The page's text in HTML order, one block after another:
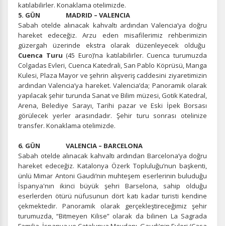
ÇEREZ KULLANIM AYARLARINIZ
Çerez tercihlerinizibelirleyin.
Daha fazla bilgi içinKVKK bilgilendirmemizi, çerez kullanımve
gizlilik koşullarını inceleyebilirsiniz.
Zorunlu Çerezler HER ZAMAN AKTIF
Oturum yönetimi, güvenlik ve temel site işlevleri için
gereklidir. Bu çerezler olmadan site düzgün çalışmaz ve
devre dışı bırakılamaz.
katılabilirler. Konaklama otelimizde.
5. GÜN MADRID – VALENCIA
Sabah otelde alınacak kahvaltı ardından Valencia’ya doğru
hareket edeceğiz. Arzu eden misafilerimiz rehberimizin
güzergah üzerinde ekstra olarak düzenleyecek olduğu
Cuenca Turu (45 Euro)’na katılabilirler. Cuenca turumuzda
Colgadas Evleri, Cuenca Katedrali, San Pablo Köprüsü, Manga
Kulesi, Plaza Mayor ve şehrin alışveriş caddesini ziyaretimizin
ardından Valencia’ya hareket. Valencia’da; Panoramik olarak
yapılacak şehir turunda Sanat ve Bilim müzesi, Gotik Katedral,
Arena, Belediye Sarayı, Tarihi pazar ve Eski İpek Borsası
görülecek yerler arasındadır. Şehir turu sonrası otelinize
transfer. Konaklama otelimizde.
6. GÜN VALENCIA – BARCELONA
Sabah otelde alınacak kahvaltı ardından Barcelona’ya doğru
hareket edeceğiz. Katalonya Özerk Topluluğu’nun başkenti,
ünlü Mimar Antoni Gaudi’nin muhteşem eserlerinin buluduğu
İspanya'nın ikinci büyük şehri Barselona, sahip olduğu
eserlerden ötürü nüfusunun dört katı kadar turisti kendine
çekmektedir. Panoramik olarak gerçekleştireceğimiz şehir
turumuzda, “Bitmeyen Kilise” olarak da bilinen La Sagrada